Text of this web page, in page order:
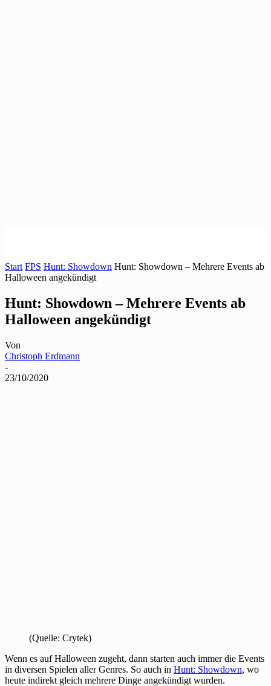
Start FPS Hunt: Showdown Hunt: Showdown – Mehrere Events ab
Halloween angekündigt
Hunt: Showdown – Mehrere Events ab
Halloween angekündigt
Von
Christoph Erdmann
-
23/10/2020
(Quelle: Crytek)
Wenn es auf Halloween zugeht, dann starten auch immer die Events
in diversen Spielen aller Genres. So auch in Hunt: Showdown, wo
heute indirekt gleich mehrere Dinge angekündigt wurden.